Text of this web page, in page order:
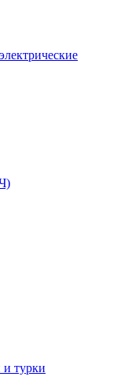
и турки